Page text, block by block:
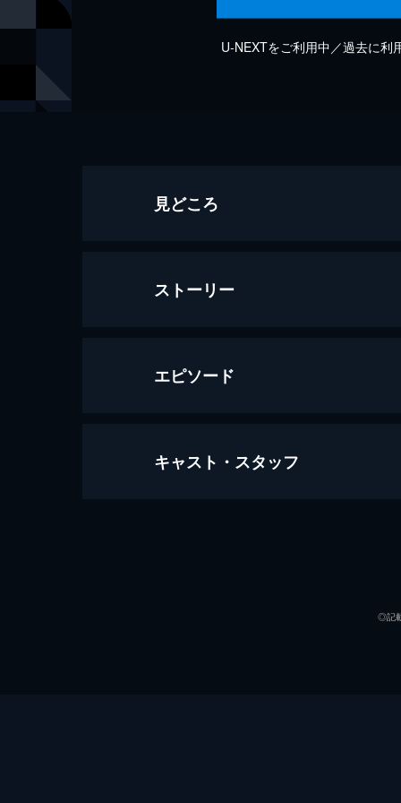
U-NEXTをご利用中／過去に利
見どころ
ストーリー
エピソード
1980 僕たちの光州事件
キャスト・スタッフ
◎記